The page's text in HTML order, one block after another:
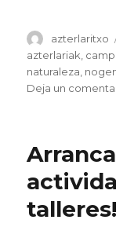
Autor
azterlaritxo
azterlariak
naturaleza
Deja un